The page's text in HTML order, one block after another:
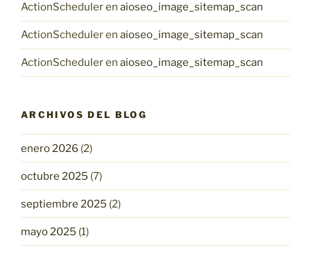
ActionScheduleren aioseo_image_sitemap_scan
ActionScheduleren aioseo_image_sitemap_scan
ActionScheduleren aioseo_image_sitemap_scan
ARCHIVOS DEL BLOG
enero 2026 (2)
octubre 2025 (7)
septiembre 2025 (2)
mayo 2025 (1)